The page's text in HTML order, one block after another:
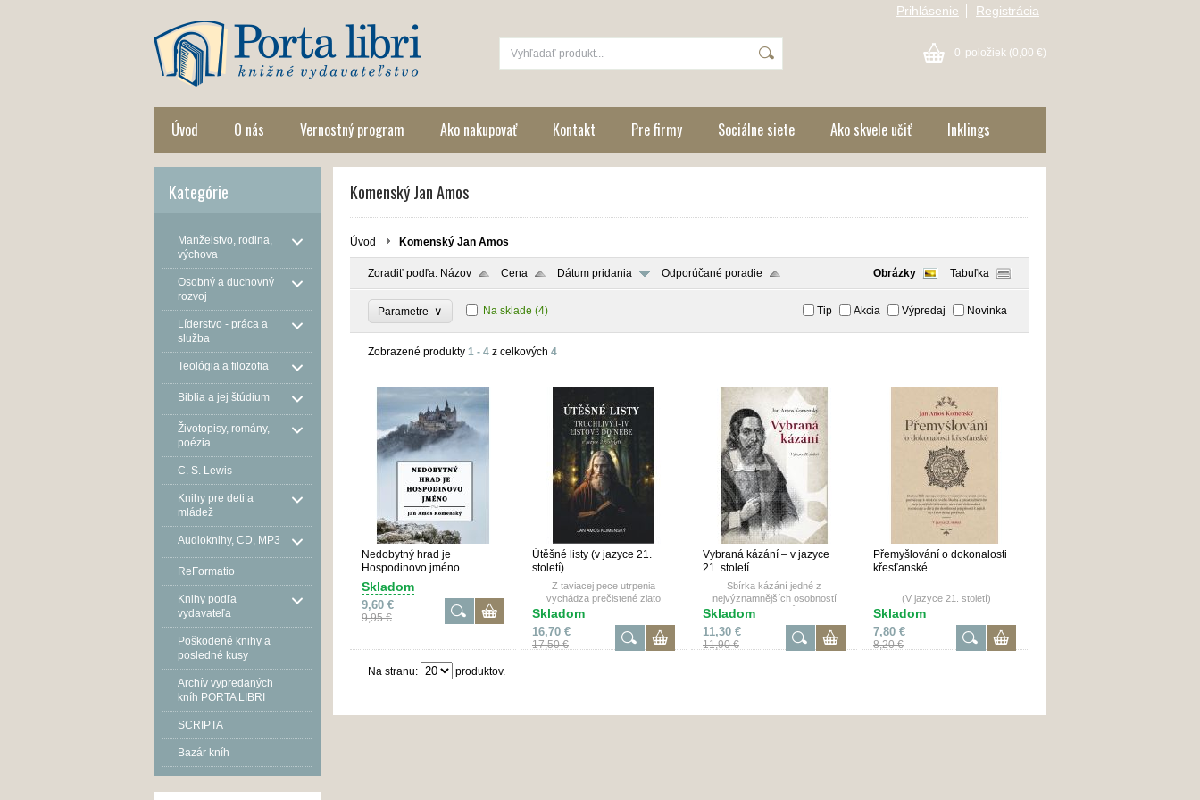
Prihlásenie Registrácia
0 položiek (0,00 €)
Úvod O nás Vernostný program Ako nakupovať Kontakt Pre firmy Sociálne siete Ako skvele učiť Inklings
Kategórie
Manželstvo, rodina,
výchova
Osobný a duchovný
rozvoj
Líderstvo - práca a
služba
Teológia a filozofia
Biblia a jej štúdium
Životopisy, romány,
poézia
C. S. Lewis
Knihy pre deti a
mládež
Audioknihy, CD, MP3
ReFormatio
Knihy podľa
vydavateľa
Poškodené knihy a
posledné kusy
Archív vypredaných
kníh PORTA LIBRI
SCRIPTA
Bazár kníh
Komenský Jan Amos
Úvod Komenský Jan Amos
Zoradiť podľa: Názov Cena Dátum pridania Odporúčané poradie Obrázky Tabuľka
Parametre ∨ Na sklade (4) Tip Akcia Výpredaj Novinka
Zobrazené produkty 1 - 4 z celkových 4
Nedobytný hrad je
Hospodinovo jméno
Skladom
9,60 €
9,95 €
Útěšné listy (v jazyce 21.
století)
Z taviacej pece utrpenia
vychádza prečistené zlato
povzbudenia, ktoré pramení z
posolstva Svätého písma
Skladom
16,70 €
17,50 €
Vybraná kázání – v jazyce
21. století
Sbírka kázání jedné z
nejvýznamnějších osobností
české historie vůbec ve
srozumitelné současné češtině.
Skladom
11,30 €
11,90 €
Přemyšlování o dokonalosti
křesťanské
(V jazyce 21. století)
Skladom
7,80 €
8,20 €
Na stranu: produktov.